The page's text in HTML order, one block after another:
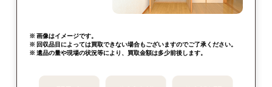
※ 画像はイメージです。
※ 回収品目によっては買取できない場合もございますのでご了承ください。
※ 遺品の量や現場の状況等により、買取金額は多少前後します。